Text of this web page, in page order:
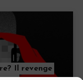
Il revenge